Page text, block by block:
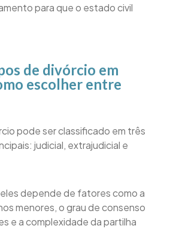
para que o estado civil
de divórcio em
escolher entre
pode ser classificado em três
judicial, extrajudicial e
depende de fatores como a
menores, o grau de consenso
e a complexidade da partilha